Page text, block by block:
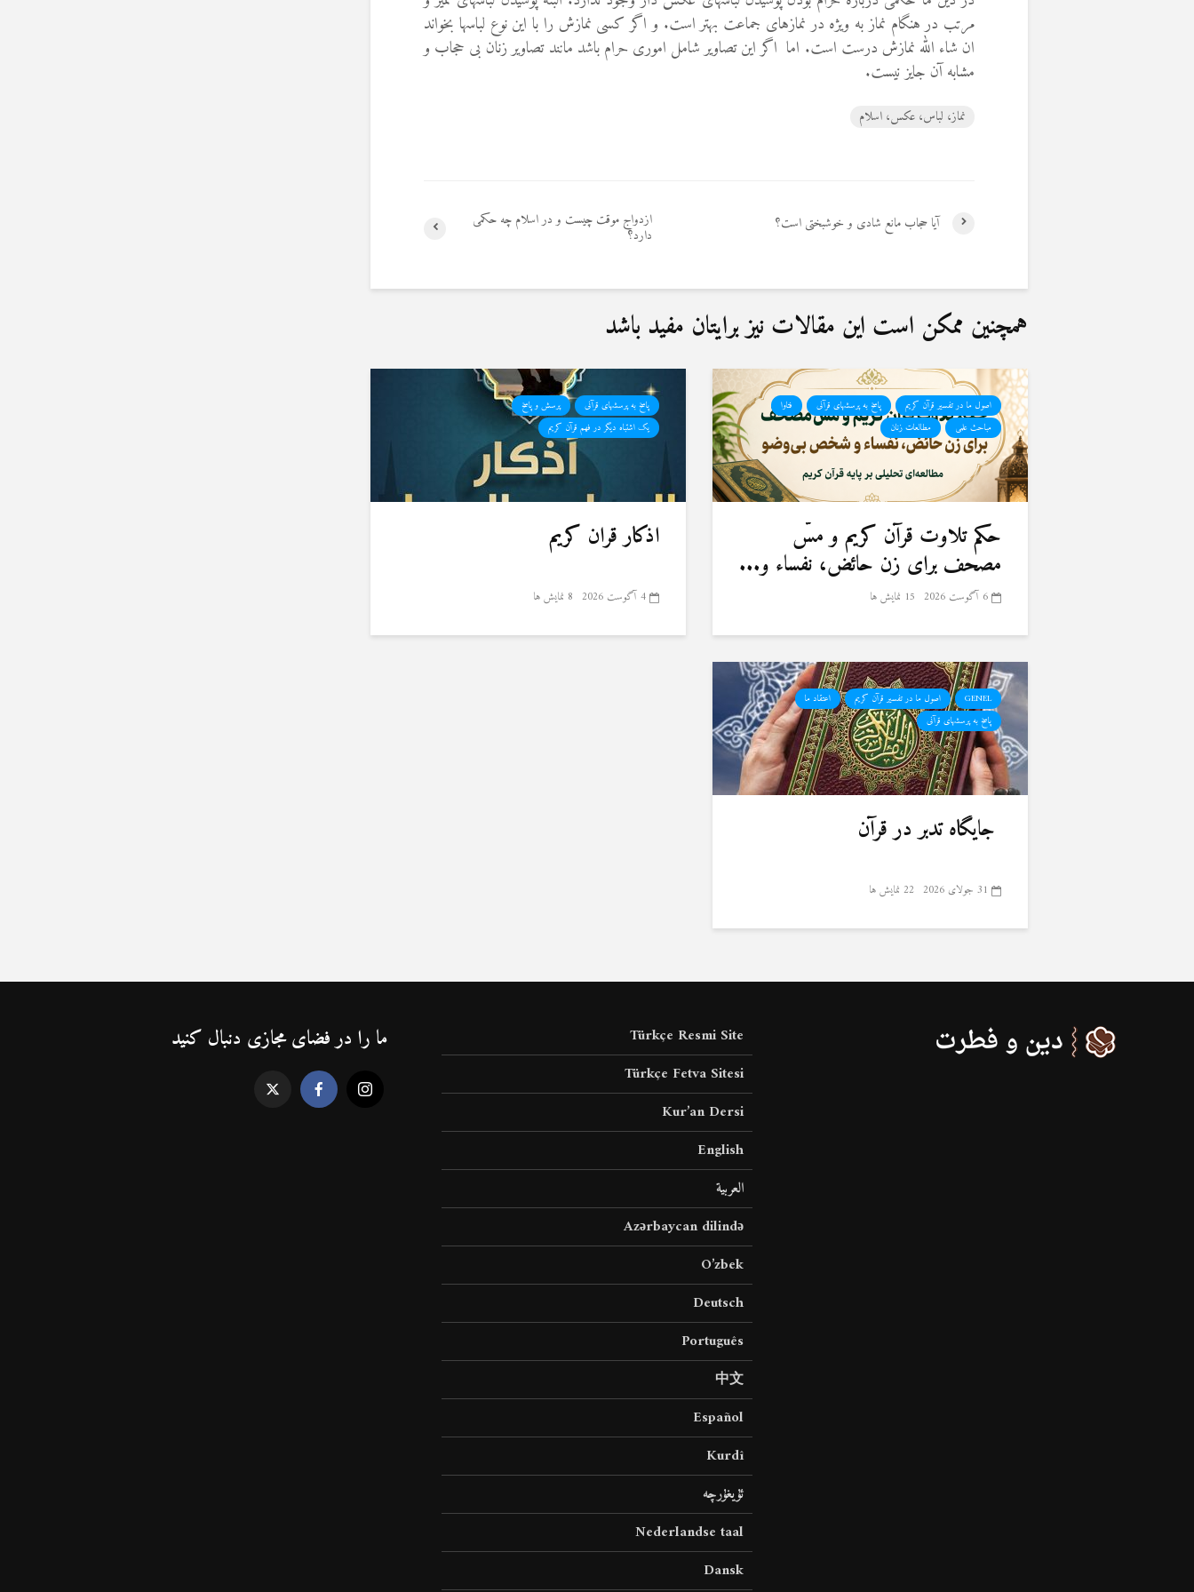
مرتب در هنگام نماز به ویژه در نمازهای جماعت بهتر است. و اگر کسی نمازش را با این نوع لباسها بخواند
ان شاء الله نمازش درست است. اما اگر این تصاویر شامل اموری حرام باشد مانند تصاویر زنان بی حجاب و
مشابه آن جایز نیست.
نماز، لباس، عکس، اسلام
ازدواج موقت چیست و در اسلام چه حکمی
دارد؟
آیا حجاب مانع شادی و خوشبختی است؟
همچنین ممکن است این مقالات نیز برایتان مفید باشد
اصول ما در تفسیر قرآن کریم پاسخ به پرسشهای قرآنی
فتاوا
مباحث علمی
مطالعات زنان
حكم تلاوت قرآن كريم و مسّ
مصحف برای زن حائض، نفساء و...
6 آگوست 2026 15 نمایش ها
پاسخ به پرسشهای قرآنی
پرسش و پاسخ
یک اشتباه دیگر در فهم قرآن کریم
اذکار قران کریم
4 آگوست 2026 8 نمایش ها
GENEL اصول ما در تفسیر قرآن کریم
اعتقاد ما
پاسخ به پرسشهای قرآنی
جایگاه تدبر در قرآن
31 جولای 2026 22 نمایش ها
Türkçe Resmi Site
Türkçe Fetva Sitesi
Kur’an Dersi
English
العربية
Azərbaycan dilində
O’zbek
Deutsch
Português
中文
Español
Kurdî
ئۇيغۇرچە
Nederlandse taal
Dansk
ما را در فضای مجازی دنبال کنید